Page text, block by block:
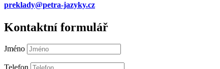
preklady@petra-jazyky.cz
Kontaktní formulář
Jméno